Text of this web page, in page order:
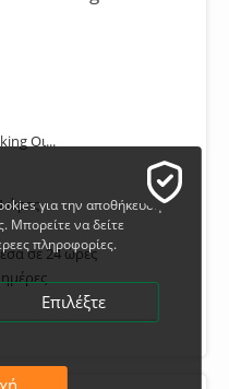
Οι...
ώρες
σε 24 ώρες
για την αποθήκευση
Μπορείτε να δείτε
πληροφορίες.
Επιλέξτε